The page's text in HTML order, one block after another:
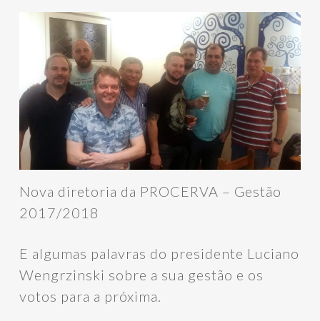
Nova diretoria da PROCERVA – Gestão
2017/2018
E algumas palavras do presidente Luciano
Wengrzinski sobre a sua gestão e os
votos para a próxima.